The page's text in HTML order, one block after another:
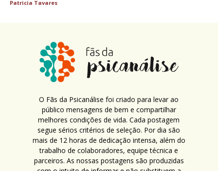
Patricia Tavares
O Fãs da Psicanálise foi criado para levar ao
público mensagens de bem e compartilhar
melhores condições de vida. Cada postagem
segue sérios critérios de seleção. Por dia são
mais de 12 horas de dedicação intensa, além do
trabalho de colaboradores, equipe técnica e
parceiros. As nossas postagens são produzidas